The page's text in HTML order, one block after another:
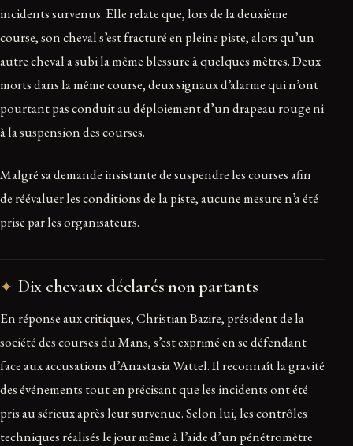
incidents survenus. Elle relate que, lors de la deuxième
course, son cheval s’est fracturé en pleine piste, alors qu’un
autre cheval a subi la même blessure à quelques mètres. Deux
morts dans la même course, deux signaux d’alarme qui n’ont
pourtant pas conduit au déploiement d’un drapeau rouge ni
à la suspension des courses.
Malgré sa demande insistante de suspendre les courses afin
de réévaluer les conditions de la piste, aucune mesure n’a été
prise par les organisateurs.
Dix chevaux déclarés non partants
En réponse aux critiques, Christian Bazire, président de la
société des courses du Mans, s’est exprimé en se défendant
face aux accusations d’Anastasia Wattel. Il reconnaît la gravité
des événements tout en précisant que les incidents ont été
pris au sérieux après leur survenue. Selon lui, les contrôles
techniques réalisés le jour même à l’aide d’un pénétromètre